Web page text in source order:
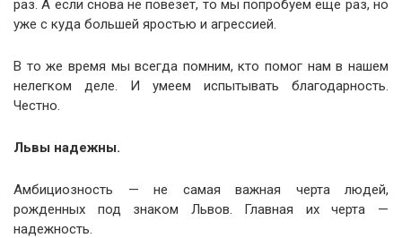
раз. А если снова не повезет, то мы попробуем еще раз, но
уже с куда большей яростью и агрессией.
В то же время мы всегда помним, кто помог нам в нашем
нелегком деле. И умеем испытывать благодарность.
Честно.
Львы надежны.
Амбициозность — не самая важная черта людей,
рожденных под знаком Львов. Главная их черта —
надежность.